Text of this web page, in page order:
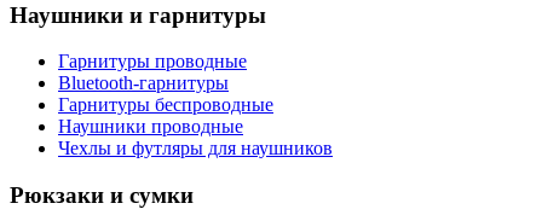
Наушники и гарнитуры
Гарнитуры проводные
Bluetooth-гарнитуры
Гарнитуры беспроводные
Наушники проводные
Чехлы и футляры для наушников
Рюкзаки и сумки